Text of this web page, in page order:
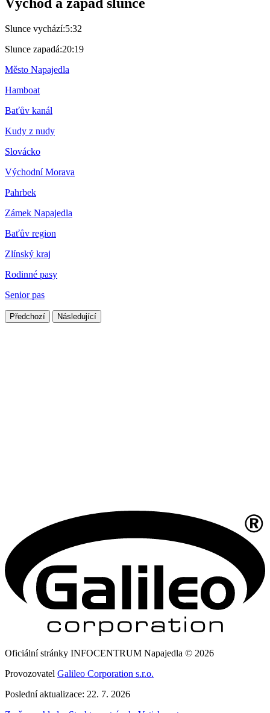
Východ a západ slunce
Slunce vychází:5:32
Slunce zapadá:20:19
Město Napajedla
Hamboat
Baťův kanál
Kudy z nudy
Slovácko
Východní Morava
Pahrbek
Zámek Napajedla
Baťův region
Zlínský kraj
Rodinné pasy
Senior pas
Předchozí Následující
Oficiální stránky INFOCENTRUM Napajedla © 2026
Provozovatel Galileo Corporation s.r.o.
Poslední aktualizace: 22. 7. 2026